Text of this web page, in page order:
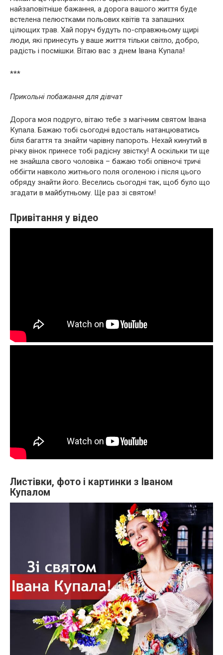
найзаповітніше бажання, а дорога вашого життя буде
встелена пелюстками польових квітів та запашних
цілющих трав. Хай поруч будуть по-справжньому щирі
люди, які принесуть у ваше життя тільки світло, добро,
радість і посмішки. Вітаю вас з днем Івана Купала!
***
Прикольні побажання для дівчат
Дорога моя подруго, вітаю тебе з магічним святом Івана
Купала. Бажаю тобі сьогодні вдосталь натанцюватись
біля багаття та знайти чарівну папороть. Нехай кинутий в
річку вінок принесе тобі радісну звістку! А оскільки ти ще
не знайшла свого чоловіка – бажаю тобі опівночі тричі
оббігти навколо житнього поля оголеною і після цього
обряду знайти його. Веселись сьогодні так, щоб було що
згадати в майбутньому. Ще раз зі святом!
Привітання у відео
Листівки, фото і картинки з Іваном
Купалом